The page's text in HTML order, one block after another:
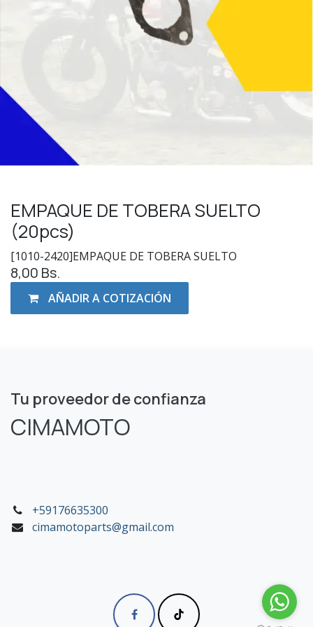
EMPAQUE DE TOBERA SUELTO
(20pcs)
[1010-2420]EMPAQUE DE TOBERA SUELTO
8,00 Bs.
AÑADIR A COTIZACIÓN
Tu proveedor de confianza
CIMAMOTO
+59176635300
cimamotoparts@gmail.com